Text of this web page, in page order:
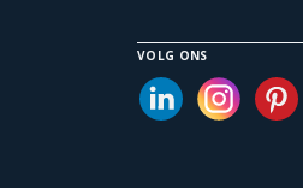
VOLG ONS